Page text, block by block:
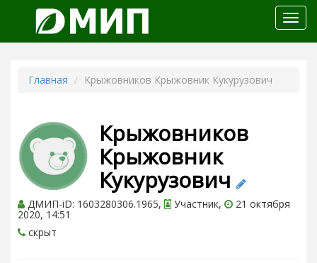
меню
Главная Крыжовников Крыжовник Кукурузович
Крыжовников
Крыжовник
Кукурузович
ДМИП-iD: 1603280306.1965, Участник, 21 октября
2020, 14:51
скрыт